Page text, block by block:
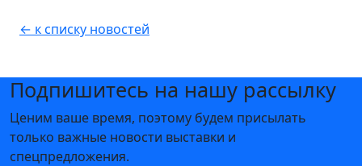
← к списку новостей
Подпишитесь на нашу рассылку
Ценим ваше время, поэтому будем присылать
только важные новости выставки и
спецпредложения.